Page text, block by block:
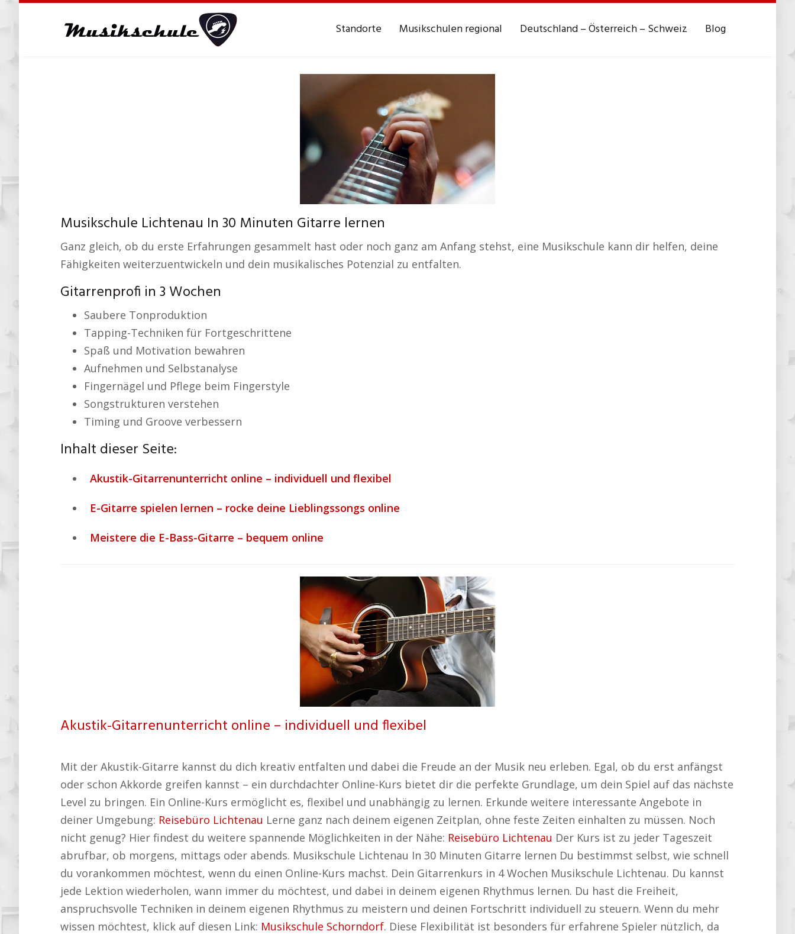
content
Standorte Musikschulen regional Deutschland – Österreich – Schweiz Blog
Musikschule Lichtenau In 30 Minuten Gitarre lernen
Ganz gleich, ob du erste Erfahrungen gesammelt hast oder noch ganz am Anfang stehst, eine Musikschule kann dir helfen, deine
Fähigkeiten weiterzuentwickeln und dein musikalisches Potenzial zu entfalten.
Gitarrenprofi in 3 Wochen
Saubere Tonproduktion
Tapping-Techniken für Fortgeschrittene
Spaß und Motivation bewahren
Aufnehmen und Selbstanalyse
Fingernägel und Pflege beim Fingerstyle
Songstrukturen verstehen
Timing und Groove verbessern
Inhalt dieser Seite:
Akustik-Gitarrenunterricht online – individuell und flexibel
E-Gitarre spielen lernen – rocke deine Lieblingssongs online
Meistere die E-Bass-Gitarre – bequem online
Akustik-Gitarrenunterricht online – individuell und flexibel
Mit der Akustik-Gitarre kannst du dich kreativ entfalten und dabei die Freude an der Musik neu erleben. Egal, ob du erst anfängst
oder schon Akkorde greifen kannst – ein durchdachter Online-Kurs bietet dir die perfekte Grundlage, um dein Spiel auf das nächste
Level zu bringen. Ein Online-Kurs ermöglicht es, flexibel und unabhängig zu lernen. Erkunde weitere interessante Angebote in
deiner Umgebung: Reisebüro Lichtenau Lerne ganz nach deinem eigenen Zeitplan, ohne feste Zeiten einhalten zu müssen. Noch
nicht genug? Hier findest du weitere spannende Möglichkeiten in der Nähe: Reisebüro Lichtenau Der Kurs ist zu jeder Tageszeit
abrufbar, ob morgens, mittags oder abends. Musikschule Lichtenau In 30 Minuten Gitarre lernen Du bestimmst selbst, wie schnell
du vorankommen möchtest, wenn du einen Online-Kurs machst. Dein Gitarrenkurs in 4 Wochen Musikschule Lichtenau. Du kannst
jede Lektion wiederholen, wann immer du möchtest, und dabei in deinem eigenen Rhythmus lernen. Du hast die Freiheit,
anspruchsvolle Techniken in deinem eigenen Rhythmus zu meistern und deinen Fortschritt individuell zu steuern. Wenn du mehr
wissen möchtest, klick auf diesen Link: Musikschule Schorndorf. Diese Flexibilität ist besonders für erfahrene Spieler nützlich, da